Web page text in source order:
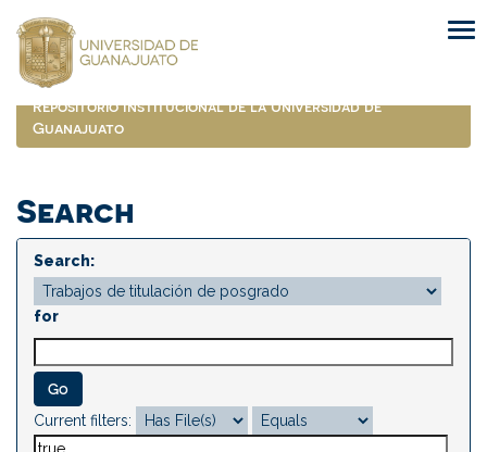
navigation
Repositorio Institucional de la Universidad de
Guanajuato
Search
Search:
for
Current filters: